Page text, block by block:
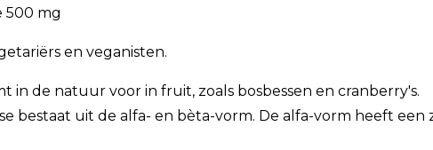
500 mg
en veganisten.
in de natuur voor in fruit, zoals bosbessen en cranberry's.
bestaat uit de alfa- en bèta-vorm. De alfa-vorm heeft